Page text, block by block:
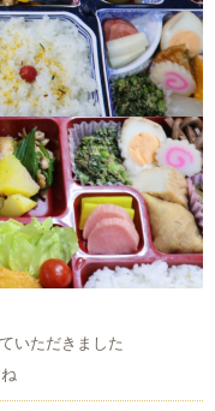
いただきました